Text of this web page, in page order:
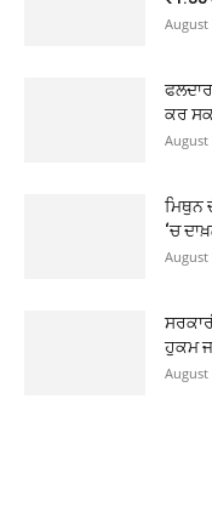
August
ਕਰ
August
ਮਿਥੁਨ
‘ਚ
August
ਹੁਕਮ
August